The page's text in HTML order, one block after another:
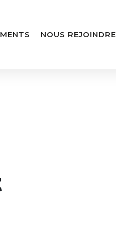
NOUS REJOINDRE